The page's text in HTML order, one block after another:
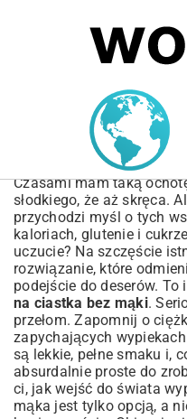
MARIUSZ ŁAMAGA 04.10.2025
Przepis na
Mąki – Proste,
Pyszne Wypieki
Czasami mam taką
słodkiego, że aż skręca.
przychodzi myśl o tych
kaloriach, glutenie i
uczucie? Na szczęście
rozwiązanie, które
podejście do deserów. To
na ciastka bez mąki.
przełom. Zapomnij o
zapychających
są lekkie, pełne smaku i,
absurdalnie proste do
ci, jak wejść do świata
mąka jest tylko opcją, a